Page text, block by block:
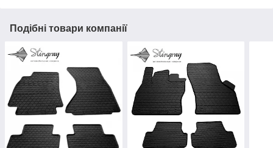
Подібні товари компанії